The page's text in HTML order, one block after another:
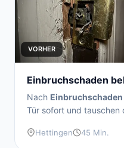
VORHER
Einbruchschaden
Nach
Tür sofort und tauschen
Hettingen 45 Min.